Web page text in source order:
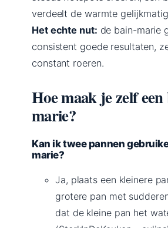
verdeelt de warmte
Het echte nut: de bain-marie
consistent goede resultaten,
constant roeren.
Hoe maak je zelf
marie?
Kan ik twee pannen
marie?
Ja, plaats een kleinere
grotere pan met
dat de kleine pan het